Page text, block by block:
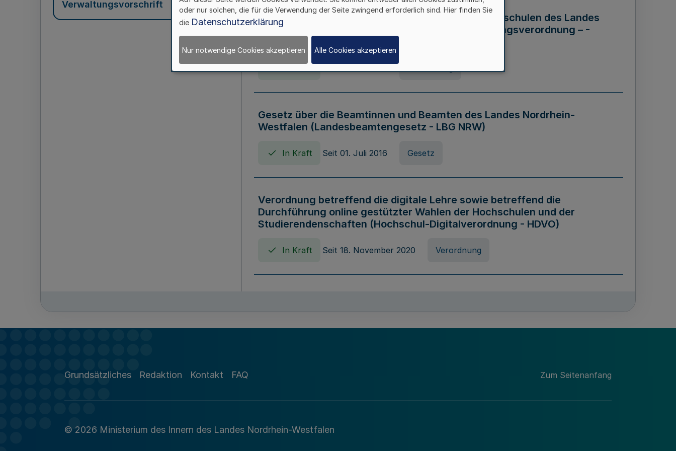
Verwaltungsvorschrift
Verordnung über die Wirtschaftsführung der Hochschulen des Landes
Nordrhein-Westfalen (Hochschulwirtschaftsführungsverordnung – -
Gesetz über die Beamtinnen und Beamten des Landes Nordrhein-
Westfalen (Landesbeamtengesetz - LBG NRW)
In Kraft Seit 01. Juli 2016 Gesetz
Verordnung betreffend die digitale Lehre sowie betreffend die
Durchführung online gestützter Wahlen der Hochschulen und der
Studierendenschaften (Hochschul-Digitalverordnung - HDVO)
In Kraft Seit 18. November 2020 Verordnung
(Hochschulabgabenverordnung - HAbg-VO)
Gesetz über die Kunsthochschulen des Landes Nordrhein-Westfalen
Grundsätzliches Redaktion Kontakt FAQ Zum Seitenanfang
© 2026 Ministerium des Innern des Landes Nordrhein-Westfalen
oder nur solchen, die für die Verwendung der Seite zwingend erforderlich sind. Hier finden Sie
die Datenschutzerklärung
Nur notwendige Cookies akzeptieren Alle Cookies akzeptieren